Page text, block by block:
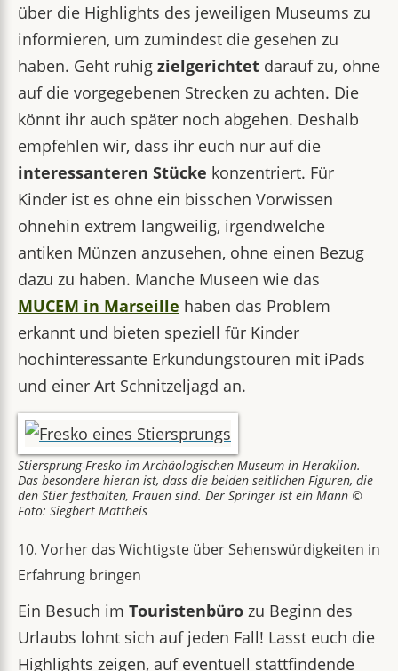
über die Highlights des jeweiligen Museums zu
informieren, um zumindest die gesehen zu
haben. Geht ruhig zielgerichtet darauf zu, ohne
auf die vorgegebenen Strecken zu achten. Die
könnt ihr auch später noch abgehen. Deshalb
empfehlen wir, dass ihr euch nur auf die
interessanteren Stücke konzentriert. Für
Kinder ist es ohne ein bisschen Vorwissen
ohnehin extrem langweilig, irgendwelche
antiken Münzen anzusehen, ohne einen Bezug
dazu zu haben. Manche Museen wie das
MUCEM in Marseille haben das Problem
erkannt und bieten speziell für Kinder
hochinteressante Erkundungstouren mit iPads
und einer Art Schnitzeljagd an.
Stiersprung-Fresko im Archäologischen Museum in Heraklion.
Das besondere hieran ist, dass die beiden seitlichen Figuren, die
den Stier festhalten, Frauen sind. Der Springer ist ein Mann ©
Foto: Siegbert Mattheis
10. Vorher das Wichtigste über Sehenswürdigkeiten in
Erfahrung bringen
Ein Besuch im Touristenbüro zu Beginn des
Urlaubs lohnt sich auf jeden Fall! Lasst euch die
Highlights zeigen, auf eventuell stattfindende